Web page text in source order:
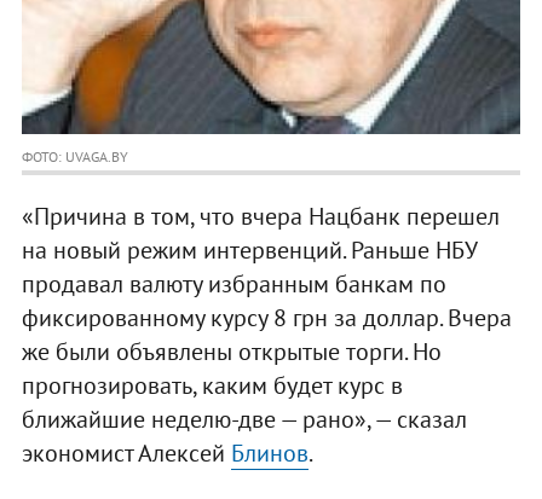
ФОТО: UVAGA.BY
«Причина в том, что вчера Нацбанк перешел
на новый режим интервенций. Раньше НБУ
продавал валюту избранным банкам по
фиксированному курсу 8 грн за доллар. Вчера
же были объявлены открытые торги. Но
прогнозировать, каким будет курс в
ближайшие неделю-две — рано», — сказал
экономист Алексей Блинов.